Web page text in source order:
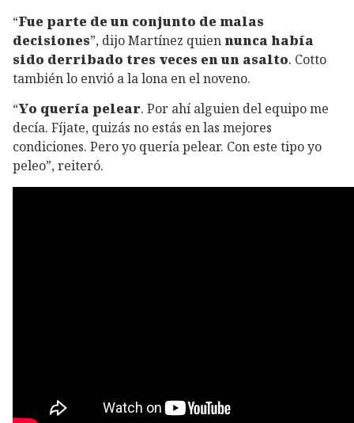
“Fue parte de un conjunto de malas
decisiones”, dijo Martínez quien nunca había
sido derribado tres veces en un asalto. Cotto
también lo envió a la lona en el noveno.
“Yo quería pelear. Por ahí alguien del equipo me
decía. Fíjate, quizás no estás en las mejores
condiciones. Pero yo quería pelear. Con este tipo yo
peleo”, reiteró.